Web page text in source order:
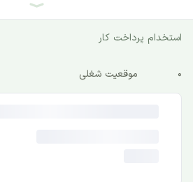
استخدام پرداخت کار
0 موقعیت شغلی